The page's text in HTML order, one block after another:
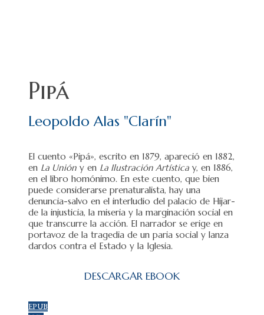
Pipá
Leopoldo Alas "Clarín"
El cuento «Pipá», escrito en 1879, apareció en 1882,
en La Unión y en La Ilustración Artística y, en 1886,
en el libro homónimo. En este cuento, que bien
puede considerarse prenaturalista, hay una
denuncia-salvo en el interludio del palacio de Híjar-
de la injusticia, la miseria y la marginación social en
que transcurre la acción. El narrador se erige en
portavoz de la tragedia de un paria social y lanza
dardos contra el Estado y la Iglesia.
DESCARGAR EBOOK
EPUB